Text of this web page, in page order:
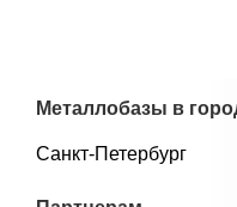
Металлобазы в
Санкт-Петербург